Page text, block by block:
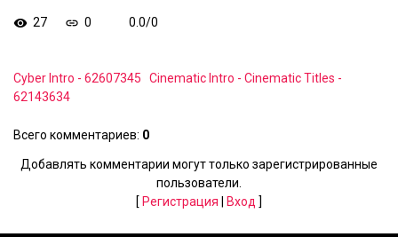
27 0 0.0/0
Cyber Intro - 62607345
Cinematic Intro - Cinematic Titles -
62143634
Всего комментариев: 0
Добавлять комментарии могут только зарегистрированные
пользователи.
[ Регистрация Вход ]